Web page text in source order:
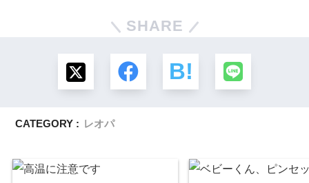
SHARE
CATEGORY : レオパ